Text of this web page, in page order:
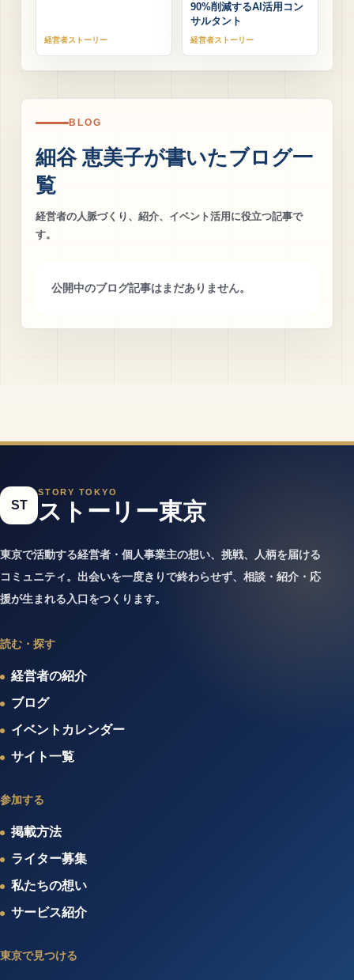
経営者ストーリー
90%削減するAI活用コン
サルタント
経営者ストーリー
BLOG
細谷 恵美子が書いたブログ一
覧
経営者の人脈づくり、紹介、イベント活用に役立つ記事で
す。
公開中のブログ記事はまだありません。
ST
STORY TOKYO
ストーリー東京
東京で活動する経営者・個人事業主の想い、挑戦、人柄を届ける
コミュニティ。出会いを一度きりで終わらせず、相談・紹介・応
援が生まれる入口をつくります。
読む・探す
経営者の紹介
ブログ
イベントカレンダー
サイト一覧
参加する
掲載方法
ライター募集
私たちの想い
サービス紹介
東京で見つける